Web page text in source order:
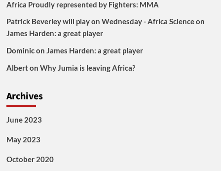
Africa Proudly represented by Fighters: MMA
Patrick Beverley will play on Wednesday - Africa Scienceon
James Harden: a great player
Dominicon James Harden: a great player
Alberton Why Jumia is leaving Africa?
Archives
June 2023
May 2023
October 2020